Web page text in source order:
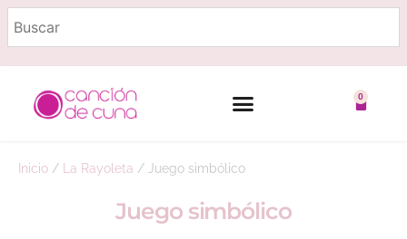
0
Inicio / La Rayoleta / Juego simbólico
Juego simbólico